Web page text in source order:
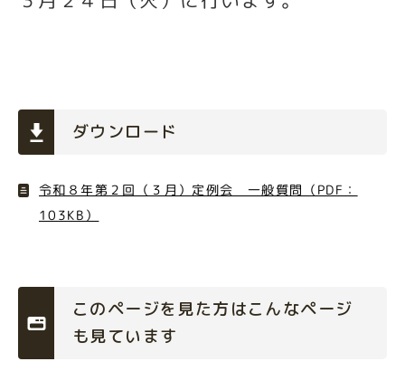
ダウンロード
令和８年第２回（３月）定例会 一般質問（PDF：
103KB）
このページを見た方はこんなページ
も見ています